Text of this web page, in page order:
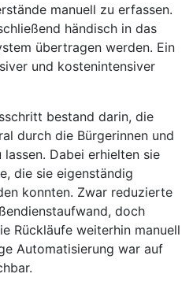
manuell zu erfassen.
händisch in das
übertragen werden. Ein
und kostenintensiver
bestand darin, die
durch die Bürgerinnen und
Dabei erhielten sie
die sie eigenständig
konnten. Zwar reduzierte
doch
Rückläufe weiterhin manuell
Automatisierung war auf